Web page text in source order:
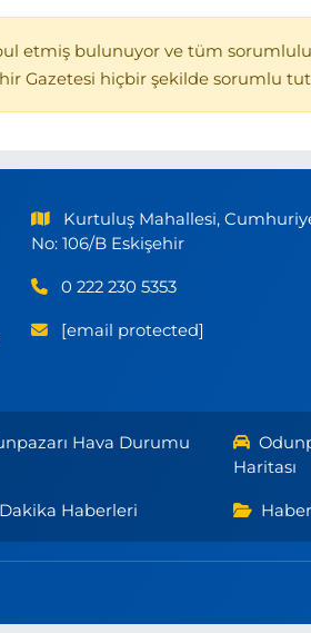
etmiş bulunuyor ve tüm
Gazetesi hiçbir şekilde sorumlu
Kurtuluş Mahallesi,
No: 106/B Eskişehir
0 222 230 5353
[email protected]
Hava Durumu
Haritası
Haberleri